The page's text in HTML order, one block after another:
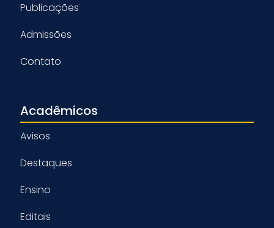
Publicações
Admissões
Contato
Acadêmicos
Avisos
Destaques
Ensino
Editais